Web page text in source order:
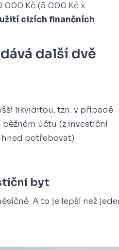
000 Kč (5 000 Kč x
cizích finančních
další dvě
likviditou, tzn. v případě
běžném účtu (z investiční
potřebovat)
byt
A to je lepší než